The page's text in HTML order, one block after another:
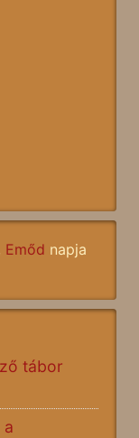
Emőd napja
tábor
a